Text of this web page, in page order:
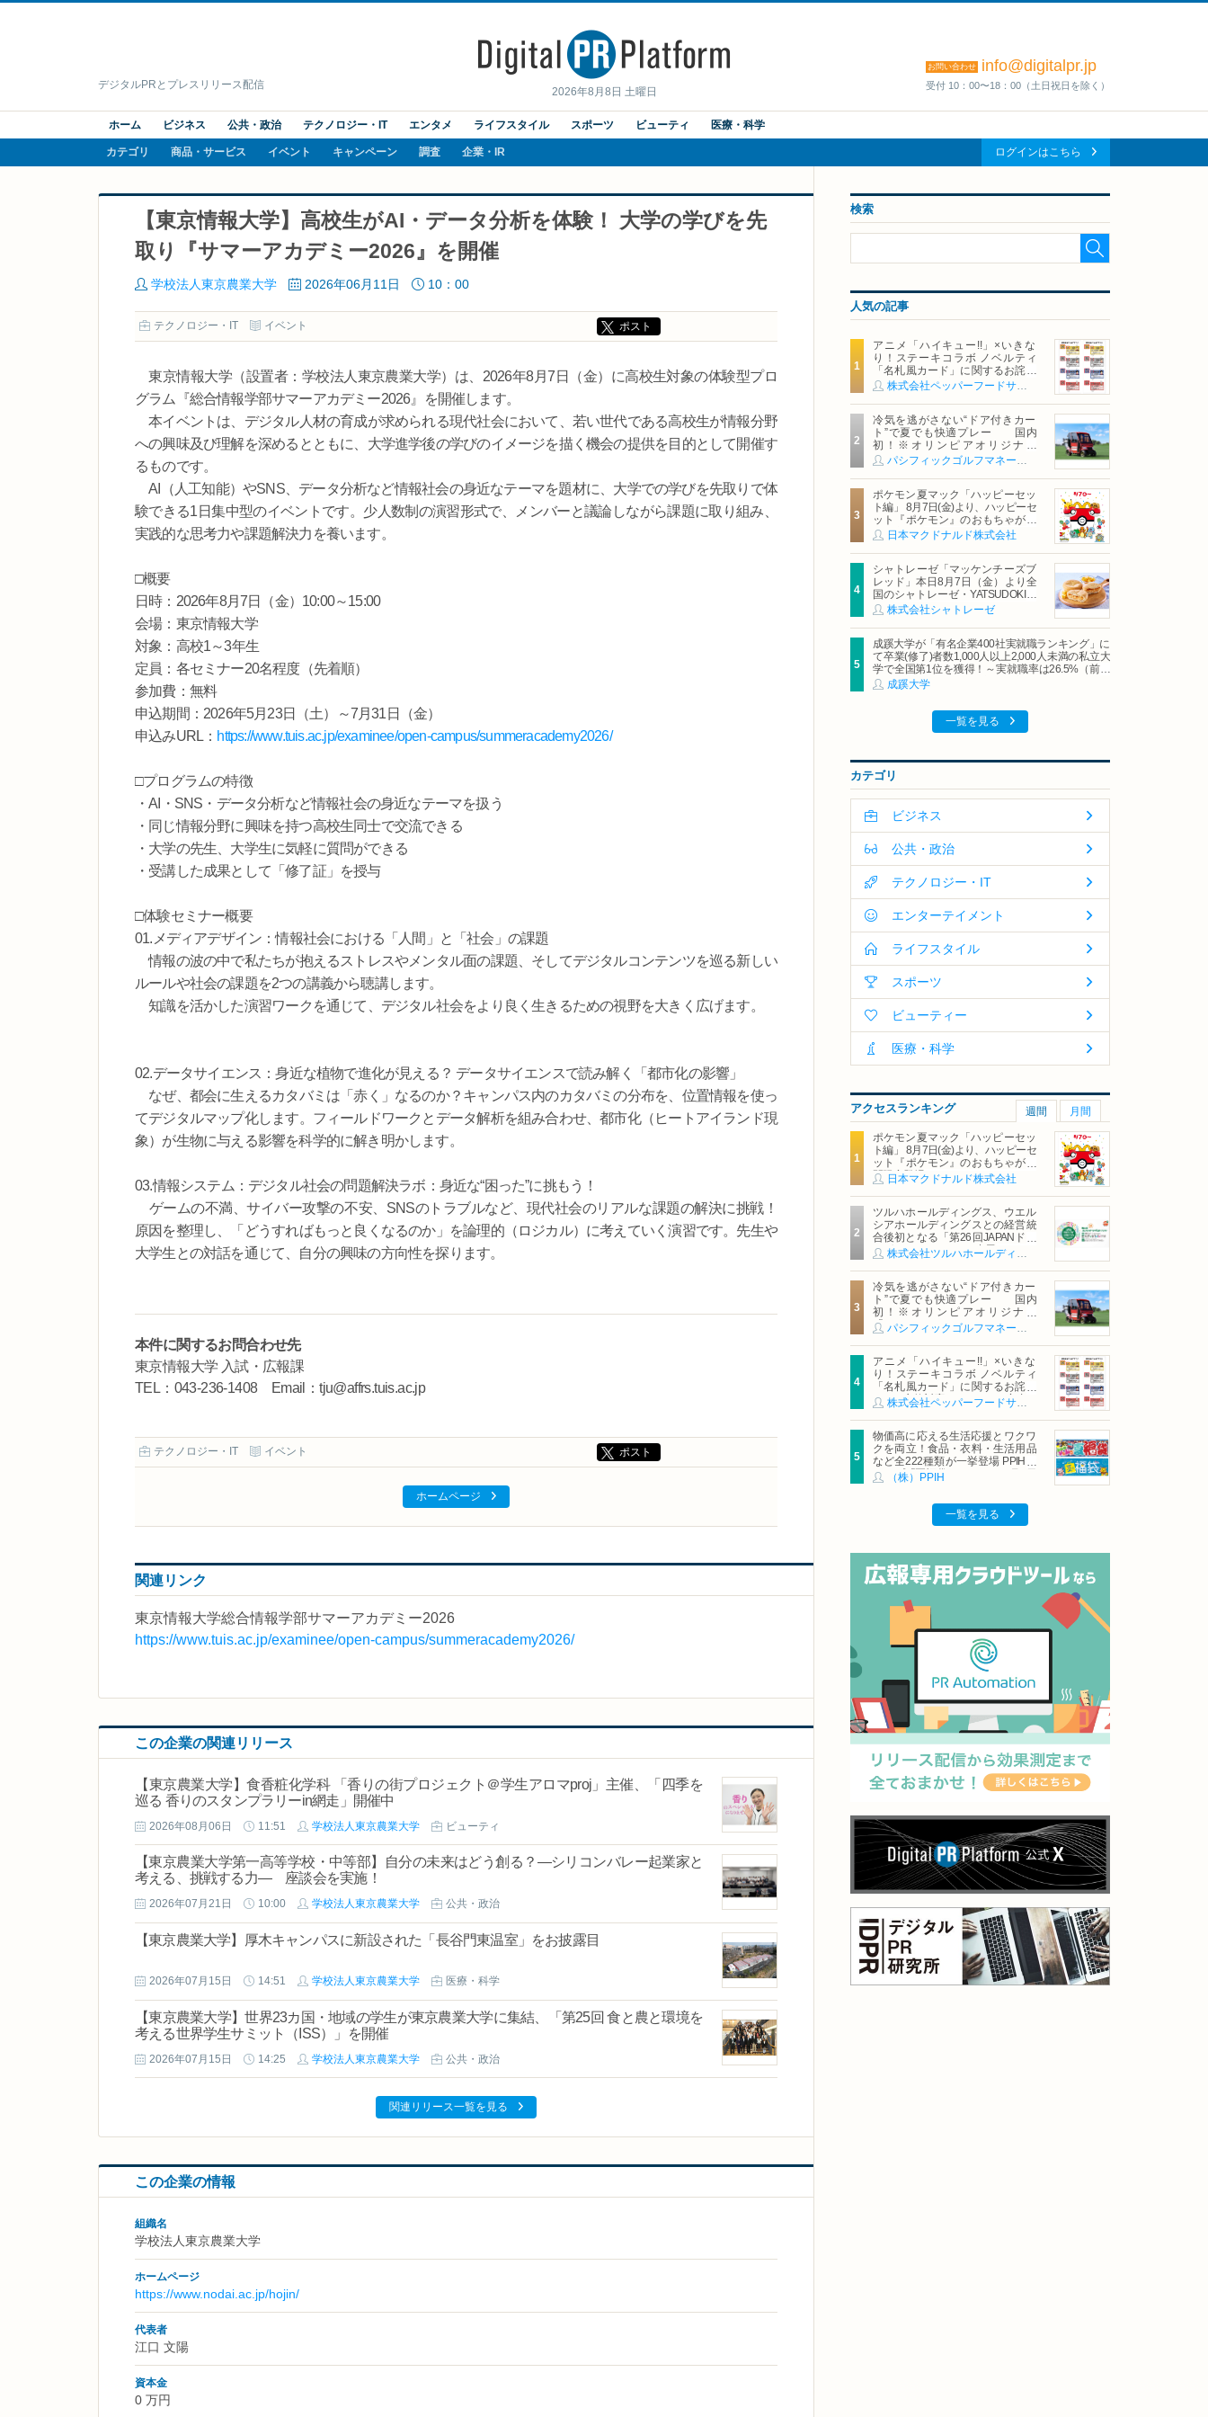
2026年8月8日 土曜日
デジタルPRとプレスリリース配信
お問い合わせ info@digitalpr.jp
受付 10：00〜18：00（土日祝日を除く）
ホーム ビジネス 公共・政治 テクノロジー・IT エンタメ ライフスタイル スポーツ ビューティ 医療・科学
カテゴリ 商品・サービス イベント キャンペーン 調査 企業・IR ログインはこちら
【東京情報大学】高校生がAI・データ分析を体験！ 大学の学びを先
取り『サマーアカデミー2026』を開催
学校法人東京農業大学 2026年06月11日 10：00
テクノロジー・IT イベント ポスト
東京情報大学（設置者：学校法人東京農業大学）は、2026年8月7日（金）に高校生対象の体験型プロ
グラム『総合情報学部サマーアカデミー2026』を開催します。
本イベントは、デジタル人材の育成が求められる現代社会において、若い世代である高校生が情報分野
への興味及び理解を深めるとともに、大学進学後の学びのイメージを描く機会の提供を目的として開催す
るものです。
AI（人工知能）やSNS、データ分析など情報社会の身近なテーマを題材に、大学での学びを先取りで体
験できる1日集中型のイベントです。少人数制の演習形式で、メンバーと議論しながら課題に取り組み、
実践的な思考力や課題解決力を養います。
□概要
日時：2026年8月7日（金）10:00～15:00
会場：東京情報大学
対象：高校1～3年生
定員：各セミナー20名程度（先着順）
参加費：無料
申込期間：2026年5月23日（土）～7月31日（金）
申込みURL： https://www.tuis.ac.jp/examinee/open-campus/summeracademy2026/
□プログラムの特徴
・AI・SNS・データ分析など情報社会の身近なテーマを扱う
・同じ情報分野に興味を持つ高校生同士で交流できる
・大学の先生、大学生に気軽に質問ができる
・受講した成果として「修了証」を授与
□体験セミナー概要
01.メディアデザイン：情報社会における「人間」と「社会」の課題
情報の波の中で私たちが抱えるストレスやメンタル面の課題、そしてデジタルコンテンツを巡る新しい
ルールや社会の課題を2つの講義から聴講します。
知識を活かした演習ワークを通じて、デジタル社会をより良く生きるための視野を大きく広げます。
02.データサイエンス：身近な植物で進化が見える？ データサイエンスで読み解く「都市化の影響」
なぜ、都会に生えるカタバミは「赤く」なるのか？キャンパス内のカタバミの分布を、位置情報を使っ
てデジタルマップ化します。フィールドワークとデータ解析を組み合わせ、都市化（ヒートアイランド現
象）が生物に与える影響を科学的に解き明かします。
03.情報システム：デジタル社会の問題解決ラボ：身近な“困った”に挑もう！
ゲームの不満、サイバー攻撃の不安、SNSのトラブルなど、現代社会のリアルな課題の解決に挑戦！
原因を整理し、「どうすればもっと良くなるのか」を論理的（ロジカル）に考えていく演習です。先生や
大学生との対話を通じて、自分の興味の方向性を探ります。
本件に関するお問合わせ先
東京情報大学 入試・広報課
TEL：043-236-1408 Email：tju@affrs.tuis.ac.jp
テクノロジー・IT イベント ポスト
ホームページ
関連リンク
東京情報大学総合情報学部サマーアカデミー2026
https://www.tuis.ac.jp/examinee/open-campus/summeracademy2026/
この企業の関連リリース
【東京農業大学】食香粧化学科 「香りの街プロジェクト＠学生アロマproj」主催、「四季を
巡る 香りのスタンプラリーin網走」開催中
2026年08月06日 11:51 学校法人東京農業大学 ビューティ
【東京農業大学第一高等学校・中等部】自分の未来はどう創る？―シリコンバレー起業家と
考える、挑戦する力― 座談会を実施！
2026年07月21日 10:00 学校法人東京農業大学 公共・政治
【東京農業大学】厚木キャンパスに新設された「長谷門東温室」をお披露目
2026年07月15日 14:51 学校法人東京農業大学 医療・科学
【東京農業大学】世界23カ国・地域の学生が東京農業大学に集結、「第25回 食と農と環境を
考える世界学生サミット（ISS）」を開催
2026年07月15日 14:25 学校法人東京農業大学 公共・政治
関連リリース一覧を見る
この企業の情報
組織名
学校法人東京農業大学
ホームページ
https://www.nodai.ac.jp/hojin/
代表者
江口 文陽
資本金
0 万円
検索
人気の記事
アニメ「ハイキュー!!」×いきな
り！ステーキコラボ ノベルティ
「名札風カード」に関するお詫び
および交換対応についてのご案内
冷気を逃がさない“ドア付きカー
ト”で夏でも快適プレー 国内
初！※オリンピアオリジナル
「AirCon Cart（エアコンカー
ト）」導入 | ＰＧＭ
ポケモン夏マック「ハッピーセッ
ト編」 8月7日(金)より、ハッピーセ
ット『ポケモン』のおもちゃが期
間限定登場
日本マクドナルド株式会社
シャトレーゼ「マッケンチーズブ
レッド」本日8月7日（金）より全
国のシャトレーゼ・YATSUDOKIで
発売株式会社シャトレーゼ
成蹊大学が「有名企業400社実就職ランキング」に
て卒業(修了)者数1,000人以上2,000人未満の私立大
学で全国第1位を獲得！～実就職率は26.5%（前年
比＋4.3pt）に伸長、東京の私立大学でも10位にラ
ンクイン～
成蹊大学
一覧を見る
カテゴリ
ビジネス
公共・政治
テクノロジー・IT
エンターテイメント
ライフスタイル
スポーツ
ビューティー
医療・科学
アクセスランキング 週間 月間
ポケモン夏マック「ハッピーセッ
ト編」 8月7日(金)より、ハッピーセ
ット『ポケモン』のおもちゃが期
間限定登場
日本マクドナルド株式会社
ツルハホールディングス、ウエル
シアホールディングスとの経営統
合後初となる「第26回JAPANドラ
ッグストアショー」に出展
冷気を逃がさない“ドア付きカー
ト”で夏でも快適プレー 国内
初！※オリンピアオリジナル
「AirCon Cart（エアコンカー
ト）」導入 | ＰＧＭ
アニメ「ハイキュー!!」×いきな
り！ステーキコラボ ノベルティ
「名札風カード」に関するお詫び
および交換対応についてのご案内
物価高に応える生活応援とワクワ
クを両立！食品・衣料・生活用品
など全222種類が一挙登場 PPIHグ
ループ「夏福袋」＆セール 8月6日
(木)より順次スタート
（株）PPIH
一覧を見る